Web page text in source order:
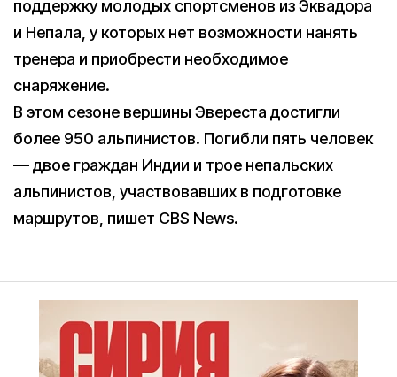
поддержку молодых спортсменов из Эквадора
и Непала, у которых нет возможности нанять
тренера и приобрести необходимое
снаряжение.
В этом сезоне вершины Эвереста достигли
более 950 альпинистов. Погибли пять человек
— двое граждан Индии и трое непальских
альпинистов, участвовавших в подготовке
маршрутов, пишет CBS News.